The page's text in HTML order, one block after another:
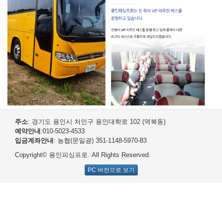
주소: 경기도 용인시 처인구 용인대학로 102 (역북동)
예약안내 :010-5023-4533
입금계좌안내 : 농협(문일광) 351-1148-5970-83
Copyright© 용인피싱프로. All Rights Reserved.
PC 버전으로 보기